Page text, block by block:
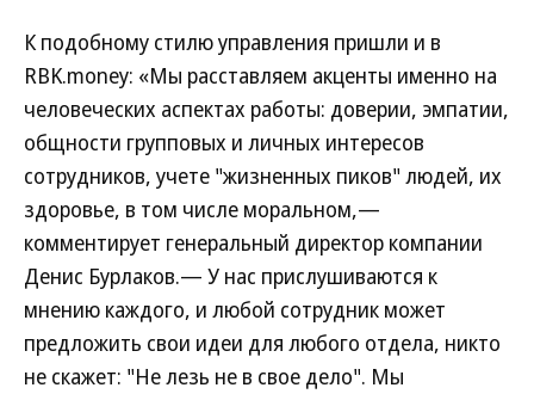
К подобному стилю управления пришли и в
RBK.money: «Мы расставляем акценты именно на
человеческих аспектах работы: доверии, эмпатии,
общности групповых и личных интересов
сотрудников, учете "жизненных пиков" людей, их
здоровье, в том числе моральном,—
комментирует генеральный директор компании
Денис Бурлаков.— У нас прислушиваются к
мнению каждого, и любой сотрудник может
предложить свои идеи для любого отдела, никто
не скажет: "Не лезь не в свое дело". Мы